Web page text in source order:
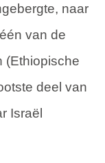
naar
van de
(Ethiopische
deel van
Israël